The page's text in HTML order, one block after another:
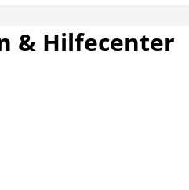
& Hilfecenter